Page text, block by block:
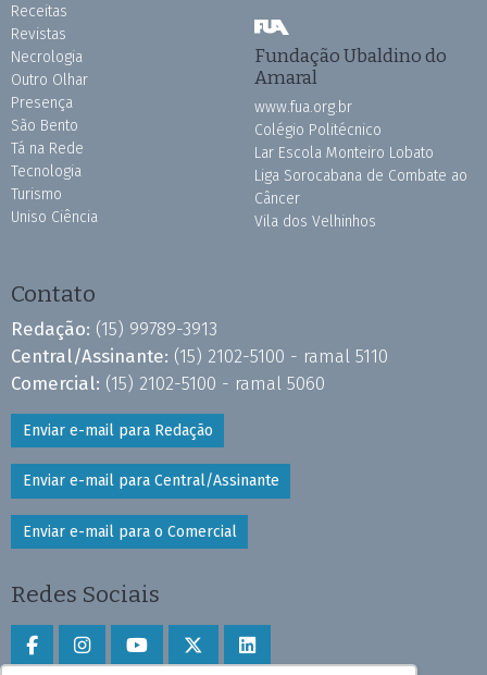
Receitas
Revistas
Necrologia
Outro Olhar
Presença
São Bento
Tá na Rede
Tecnologia
Turismo
Uniso Ciência
Fundação Ubaldino do
Amaral
www.fua.org.br
Colégio Politécnico
Lar Escola Monteiro Lobato
Liga Sorocabana de Combate ao
Câncer
Vila dos Velhinhos
Contato
Redação: (15) 99789-3913
Central/Assinante: (15) 2102-5100 - ramal 5110
Comercial: (15) 2102-5100 - ramal 5060
Enviar e-mail para Redação
Enviar e-mail para Central/Assinante
Enviar e-mail para o Comercial
Redes Sociais